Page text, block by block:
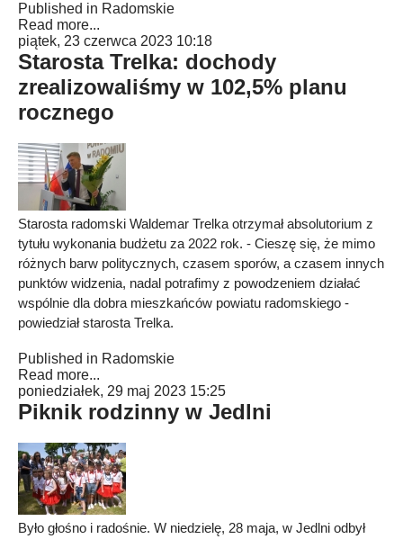
Published in Radomskie
Read more...
piątek, 23 czerwca 2023 10:18
Starosta Trelka: dochody
zrealizowaliśmy w 102,5% planu
rocznego
Starosta radomski Waldemar Trelka otrzymał absolutorium z
tytułu wykonania budżetu za 2022 rok. - Cieszę się, że mimo
różnych barw politycznych, czasem sporów, a czasem innych
punktów widzenia, nadal potrafimy z powodzeniem działać
wspólnie dla dobra mieszkańców powiatu radomskiego -
powiedział starosta Trelka.
Published in Radomskie
Read more...
poniedziałek, 29 maj 2023 15:25
Piknik rodzinny w Jedlni
Było głośno i radośnie. W niedzielę, 28 maja, w Jedlni odbył